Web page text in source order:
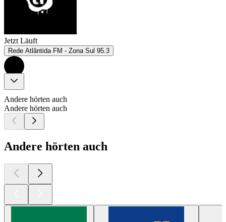
Jetzt Läuft
Rede Atlântida FM - Zona Sul 95.3
Andere hörten auch
Andere hörten auch
Andere hörten auch